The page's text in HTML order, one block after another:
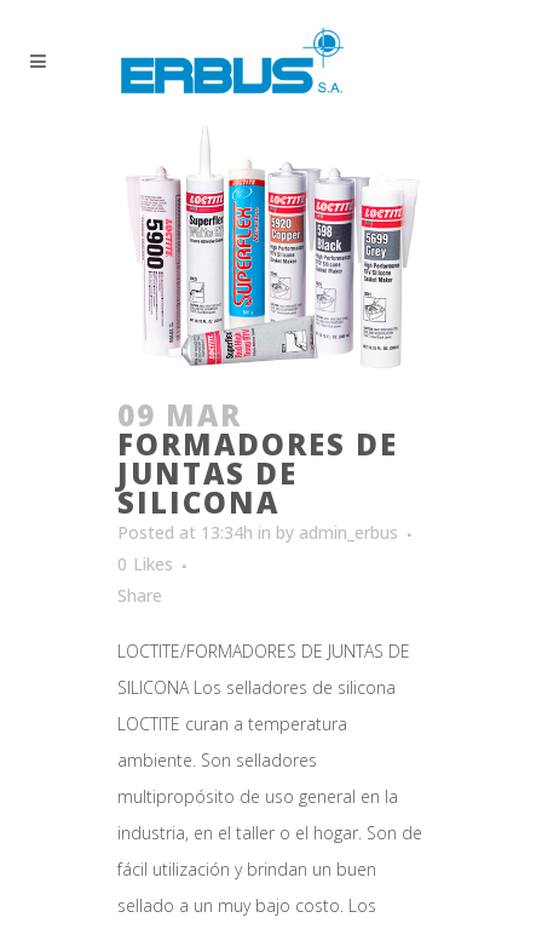
09 MAR
FORMADORES DE
JUNTAS DE
SILICONA
Posted at 13:34h in by admin_erbus
0 Likes
Share
LOCTITE/FORMADORES DE JUNTAS DE
SILICONA Los selladores de silicona
LOCTITE curan a temperatura
ambiente. Son selladores
multipropósito de uso general en la
industria, en el taller o el hogar. Son de
fácil utilización y brindan un buen
sellado a un muy bajo costo. Los